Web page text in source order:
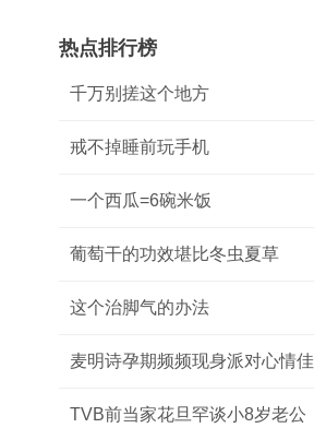
热点排行榜
千万别搓这个地方
戒不掉睡前玩手机
一个西瓜=6碗米饭
葡萄干的功效堪比冬虫夏草
这个治脚气的办法
麦明诗孕期频频现身派对心情佳
TVB前当家花旦罕谈小8岁老公